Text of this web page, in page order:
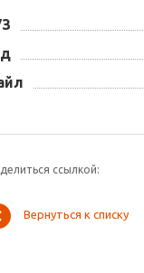
ссылкой:
Вернуться к списку